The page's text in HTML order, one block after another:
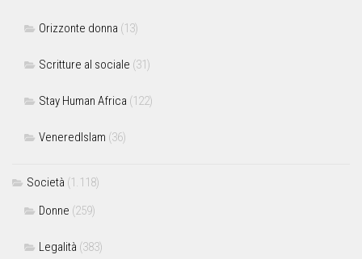
Orizzonte donna (13)
Scritture al sociale (31)
Stay Human Africa (122)
VeneredIslam (36)
Società (1.118)
Donne (259)
Legalità (383)